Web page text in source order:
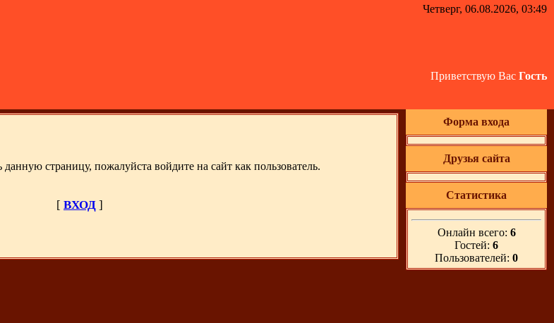
Четверг, 06.08.2026, 03:49
Приветствую Вас Гость
страницу, пожалуйста войдите на сайт как пользователь.
[ ВХОД ]
Форма входа
Друзья сайта
Статистика
Онлайн всего: 6
Гостей: 6
Пользователей: 0